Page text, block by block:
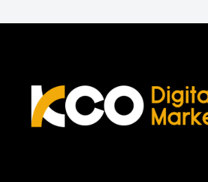
era:
es: